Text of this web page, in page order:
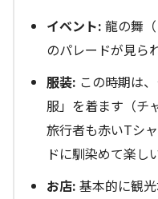
イベント: 龍の舞
のパレードが見ら
服装: この時期は
服」を着ます（チ
旅行者も赤いTシ
ドに馴染めて楽し
お店: 基本的に観